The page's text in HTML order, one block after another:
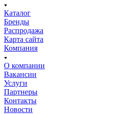
Каталог
Бренды
Распродажа
Карта сайта
Компания
О компании
Вакансии
Услуги
Партнеры
Контакты
Новости